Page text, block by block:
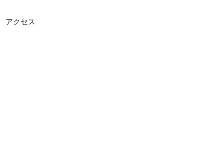
アクセス